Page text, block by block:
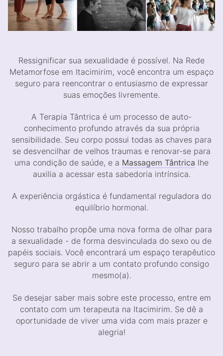
Ressignificar sua sexualidade é possível. Na Rede
Metamorfose em Itacimirim, você encontra um espaço
seguro para reencontrar o entusiasmo de expressar
suas emoções livremente.
A Terapia Tântrica é um processo de auto-
conhecimento profundo através da sua própria
sensibilidade. Seu corpo possui todas as chaves para
se desvencilhar de velhos traumas e renovar-se para
uma condição de saúde, e a Massagem Tântrica lhe
auxilia a acessar esta sabedoria intrínsica.
A experiência orgástica é fundamental reguladora do
equilíbrio hormonal.
Nosso trabalho propõe uma nova forma de olhar para
a sexualidade - de forma desvinculada do sexo ou de
papéis sociais. Você encontrará um espaço terapêutico
seguro para se abrir a um contato profundo consigo
mesmo(a).
Se desejar saber mais sobre este processo, entre em
contato com um terapeuta na Itacimirim. Se dê a
oportunidade de viver uma vida com mais prazer e
alegria!